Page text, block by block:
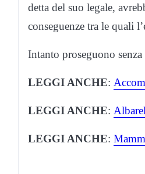
detta del suo legale,
conseguenze tra le quali
Intanto proseguono
LEGGI ANCHE:
LEGGI ANCHE:
LEGGI ANCHE: